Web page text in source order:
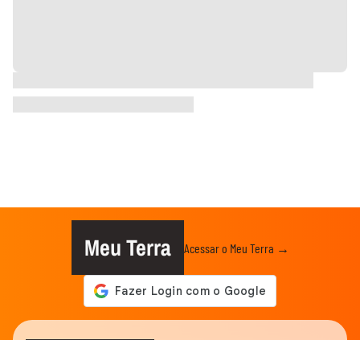
Meu Terra Acessar o Meu Terra →